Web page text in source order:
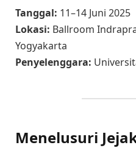
Tanggal: 11–14 Juni 2025
Lokasi: Ballroom
Yogyakarta
Penyelenggara:
Menelusuri